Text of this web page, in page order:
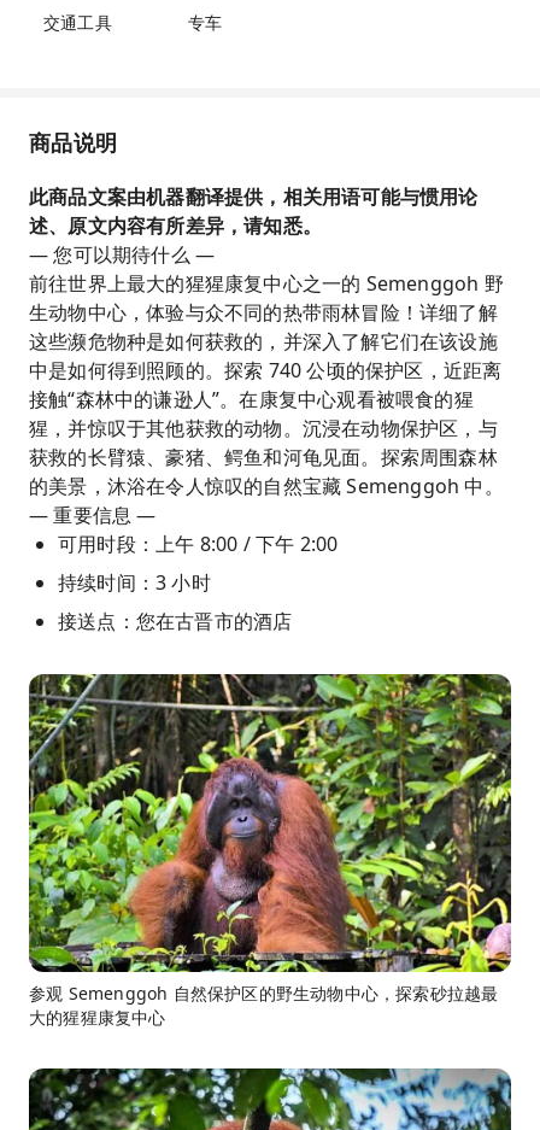
交通工具 专车
商品说明
此商品文案由机器翻译提供，相关用语可能与惯用论
述、原文内容有所差异，请知悉。
— 您可以期待什么 —
前往世界上最大的猩猩康复中心之一的 Semenggoh 野
生动物中心，体验与众不同的热带雨林冒险！详细了解
这些濒危物种是如何获救的，并深入了解它们在该设施
中是如何得到照顾的。探索 740 公顷的保护区，近距离
接触“森林中的谦逊人”。在康复中心观看被喂食的猩
猩，并惊叹于其他获救的动物。沉浸在动物保护区，与
获救的长臂猿、豪猪、鳄鱼和河龟见面。探索周围森林
的美景，沐浴在令人惊叹的自然宝藏 Semenggoh 中。
— 重要信息 —
可用时段：上午 8:00 / 下午 2:00
持续时间：3 小时
接送点：您在古晋市的酒店
参观 Semenggoh 自然保护区的野生动物中心，探索砂拉越最
大的猩猩康复中心